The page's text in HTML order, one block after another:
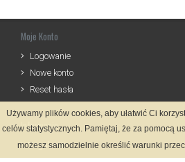
Moje Konto
Logowanie
Nowe konto
Reset hasła
Informacje
Regulamin
Używamy plików cookies, aby ułatwić Ci
celów statystycznych. Pamiętaj, że za pomocą
możesz samodzielnie określić warunki